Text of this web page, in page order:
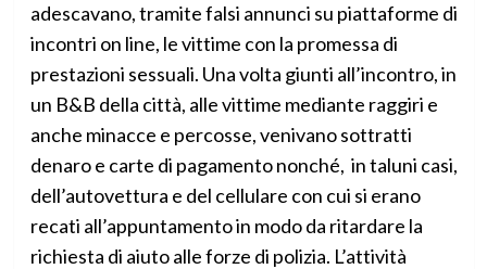
adescavano, tramite falsi annunci su piattaforme di
incontri on line, le vittime con la promessa di
prestazioni sessuali. Una volta giunti all’incontro, in
un B&B della città, alle vittime mediante raggiri e
anche minacce e percosse, venivano sottratti
denaro e carte di pagamento nonché, in taluni casi,
dell’autovettura e del cellulare con cui si erano
recati all’appuntamento in modo da ritardare la
richiesta di aiuto alle forze di polizia. L’attività